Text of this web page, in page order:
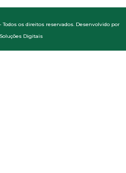
os direitos reservados. Desenvolvido por
Digitais